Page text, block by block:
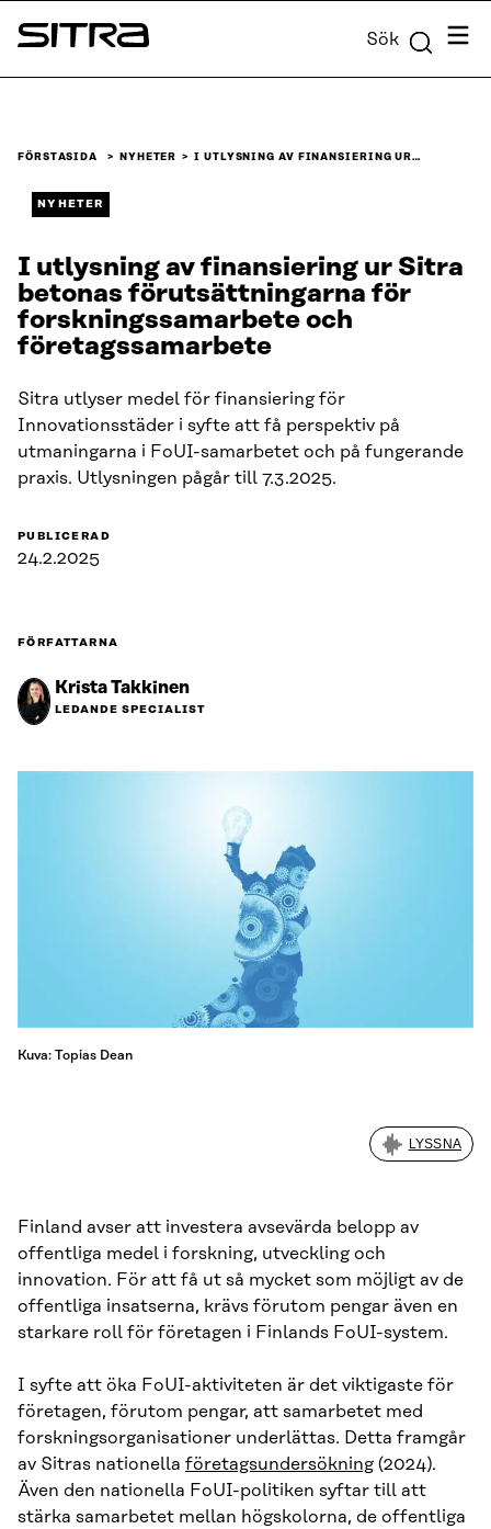
Skip to
content
Sitra Sök Meny
FÖRSTASIDA NYHETER I UTLYSNING AV FINANSIERING UR…
NYHETER
I utlysning av finansiering ur Sitra
betonas förutsättningarna för
forskningssamarbete och
företagssamarbete
Sitra utlyser medel för finansiering för
Innovationsstäder i syfte att få perspektiv på
utmaningarna i FoUI-samarbetet och på fungerande
praxis. Utlysningen pågår till 7.3.2025.
PUBLICERAD
24.2.2025
FÖRFATTARNA
Krista Takkinen
LEDANDE SPECIALIST
Kuva: Topias Dean
LYSSNA
Finland avser att investera avsevärda belopp av
offentliga medel i forskning, utveckling och
innovation. För att få ut så mycket som möjligt av de
offentliga insatserna, krävs förutom pengar även en
starkare roll för företagen i Finlands FoUI-system.
I syfte att öka FoUI-aktiviteten är det viktigaste för
företagen, förutom pengar, att samarbetet med
forskningsorganisationer underlättas. Detta framgår
av Sitras nationella företagsundersökning(2024).
Även den nationella FoUI-politiken syftar till att
stärka samarbetet mellan högskolorna, de offentliga